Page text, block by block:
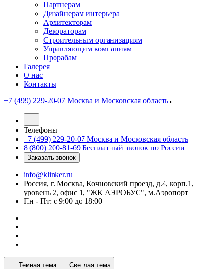
Партнерам
Дизайнерам интерьера
Архитекторам
Декораторам
Строительным организациям
Управляющим компаниям
Прорабам
Галерея
О нас
Контакты
+7 (499) 229-20-07 Москва и Московская область
Телефоны
+7 (499) 229-20-07 Москва и Московская область
8 (800) 200-81-69 Бесплатный звонок по России
Заказать звонок
info@klinker.ru
Россия, г. Москва, Кочновский проезд, д.4, корп.1,
уровень 2, офис 1, "ЖК АЭРОБУС", м.Аэропорт
Пн - Пт: с 9:00 до 18:00
Темная тема Светлая тема